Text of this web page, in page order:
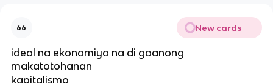
66 New cards
ideal na ekonomiya na di gaanong
makatotohanan
kapitalismo